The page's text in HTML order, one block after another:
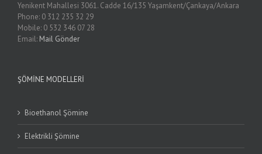
Yenikent Mahallesi 3061. Cadde 16/135 Yaşamkent/Çankaya/Ankara
Phone: 0 312 235 32 29
Mobile: 0 532 346 07 28
Email: Mail Gönder
ŞÖMINE MODELLERI
Bioethanol Şömine
Elektrikli Şömine